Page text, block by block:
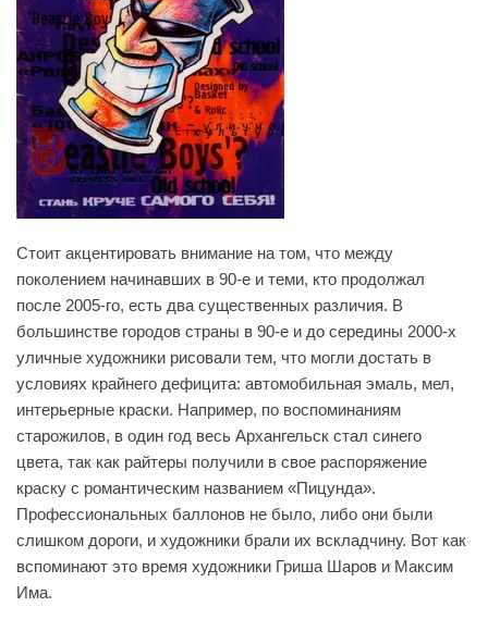
Стоит акцентировать внимание на том, что между
поколением начинавших в 90-е и теми, кто продолжал
после 2005-го, есть два существенных различия. В
большинстве городов страны в 90-е и до середины 2000-х
уличные художники рисовали тем, что могли достать в
условиях крайнего дефицита: автомобильная эмаль, мел,
интерьерные краски. Например, по воспоминаниям
старожилов, в один год весь Архангельск стал синего
цвета, так как райтеры получили в свое распоряжение
краску с романтическим названием «Пицунда».
Профессиональных баллонов не было, либо они были
слишком дороги, и художники брали их вскладчину. Вот как
вспоминают это время художники Гриша Шаров и Максим
Има.